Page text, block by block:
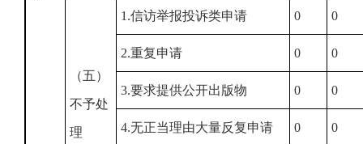
（五）
不予处
理
1.信访举报投诉类申请 0 0
2.重复申请 0 0
3.要求提供公开出版物 0 0
4.无正当理由大量反复申请 0 0